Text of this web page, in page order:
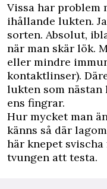
Vissa har problem
ihållande lukten.
sorten. Absolut,
när man skär lök.
eller mindre
kontaktlinser).
lukten som
ens fingrar.
Hur mycket man
känns så där
här knepet
tvungen att testa.